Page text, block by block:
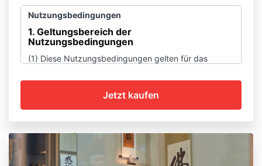
Nutzungsbedingungen
1. Geltungsbereich der
Nutzungsbedingungen
(1) Diese Nutzungsbedingungen gelten für das
das im Internet u.a. unter www.mastermeditation.com
abrufbar ist. Hierbei handelt es sich um eine
Sie können die derzeit gültigen
Nutzungsbedingungen unter